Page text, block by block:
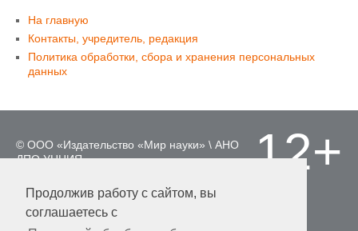
Продолжив работу с сайтом, вы
соглашаетесь с
На главную
Контакты, учредитель, редакция
Политика обработки, сбора и хранения персональных
данных
© ООО «Издательство «Мир науки» \ АНО
ДПО УНЦИЯ.
охраняются Законом о защите авторских
прав. Публикация любых материалов
этого сайта запрещена без
12+